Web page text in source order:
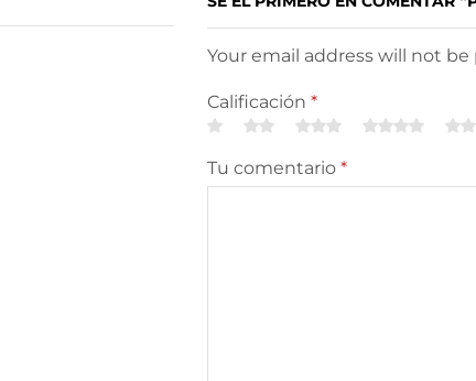
Your email address will not
Calificación *
Tu comentario *